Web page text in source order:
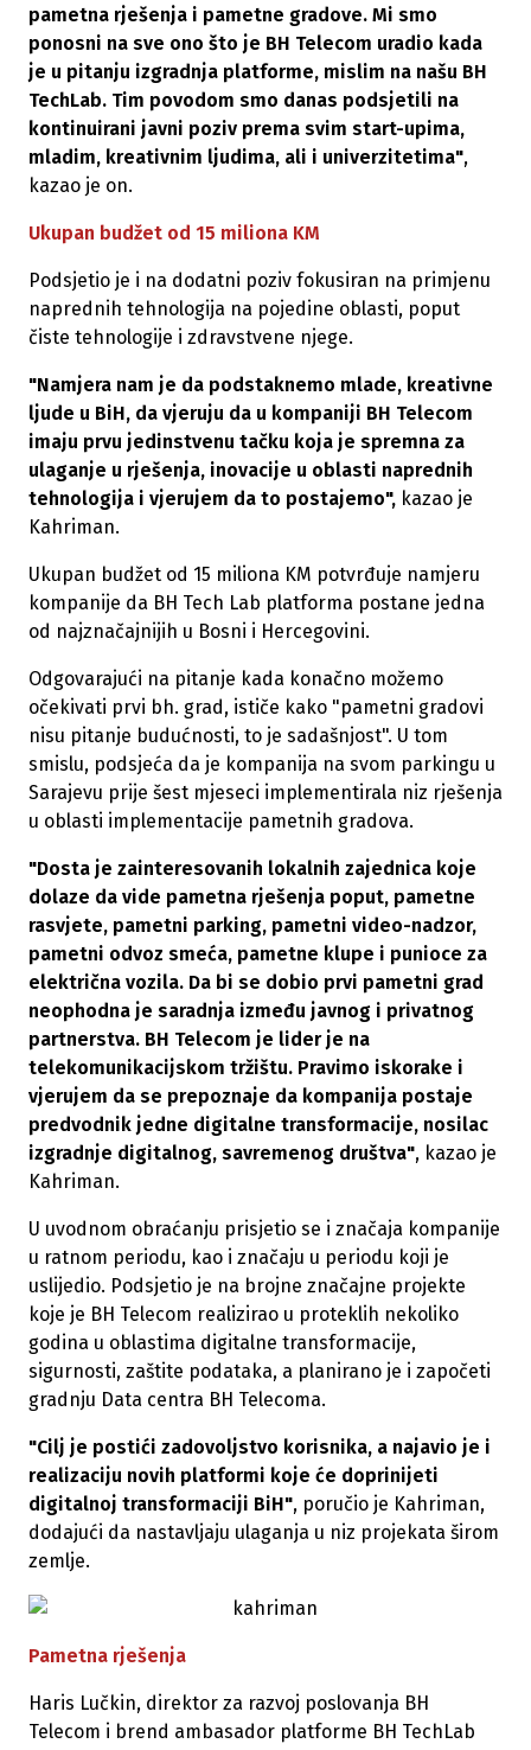
pametna rješenja i pametne gradove. Mi smo
ponosni na sve ono što je BH Telecom uradio kada
je u pitanju izgradnja platforme, mislim na našu BH
TechLab. Tim povodom smo danas podsjetili na
kontinuirani javni poziv prema svim start-upima,
mladim, kreativnim ljudima, ali i univerzitetima",
kazao je on.
Ukupan budžet od 15 miliona KM
Podsjetio je i na dodatni poziv fokusiran na primjenu
naprednih tehnologija na pojedine oblasti, poput
čiste tehnologije i zdravstvene njege.
"Namjera nam je da podstaknemo mlade, kreativne
ljude u BiH, da vjeruju da u kompaniji BH Telecom
imaju prvu jedinstvenu tačku koja je spremna za
ulaganje u rješenja, inovacije u oblasti naprednih
tehnologija i vjerujem da to postajemo", kazao je
Kahriman.
Ukupan budžet od 15 miliona KM potvrđuje namjeru
kompanije da BH Tech Lab platforma postane jedna
od najznačajnijih u Bosni i Hercegovini.
Odgovarajući na pitanje kada konačno možemo
očekivati prvi bh. grad, ističe kako "pametni gradovi
nisu pitanje budućnosti, to je sadašnjost". U tom
smislu, podsjeća da je kompanija na svom parkingu u
Sarajevu prije šest mjeseci implementirala niz rješenja
u oblasti implementacije pametnih gradova.
"Dosta je zainteresovanih lokalnih zajednica koje
dolaze da vide pametna rješenja poput, pametne
rasvjete, pametni parking, pametni video-nadzor,
pametni odvoz smeća, pametne klupe i punioce za
električna vozila. Da bi se dobio prvi pametni grad
neophodna je saradnja između javnog i privatnog
partnerstva. BH Telecom je lider je na
telekomunikacijskom tržištu. Pravimo iskorake i
vjerujem da se prepoznaje da kompanija postaje
predvodnik jedne digitalne transformacije, nosilac
izgradnje digitalnog, savremenog društva", kazao je
Kahriman.
U uvodnom obraćanju prisjetio se i značaja kompanije
u ratnom periodu, kao i značaju u periodu koji je
uslijedio. Podsjetio je na brojne značajne projekte
koje je BH Telecom realizirao u proteklih nekoliko
godina u oblastima digitalne transformacije,
sigurnosti, zaštite podataka, a planirano je i započeti
gradnju Data centra BH Telecoma.
"Cilj je postići zadovoljstvo korisnika, a najavio je i
realizaciju novih platformi koje će doprinijeti
digitalnoj transformaciji BiH", poručio je Kahriman,
dodajući da nastavljaju ulaganja u niz projekata širom
zemlje.
Pametna rješenja
Haris Lučkin, direktor za razvoj poslovanja BH
Telecom i brend ambasador platforme BH TechLab